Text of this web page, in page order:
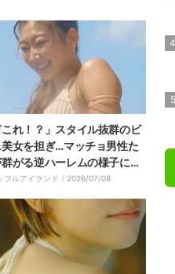
これ！？」スタイル抜群のビ
美女を担ぎ…マッチョ男性た
がる逆ハーレムの様子にス
大興奮「なんかの儀式みた
フルアイランド｜ 2026/07/08